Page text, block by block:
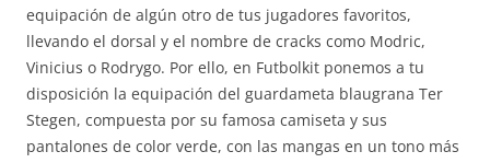
equipación de algún otro de tus jugadores favoritos,
llevando el dorsal y el nombre de cracks como Modric,
Vinicius o Rodrygo. Por ello, en Futbolkit ponemos a tu
disposición la equipación del guardameta blaugrana Ter
Stegen, compuesta por su famosa camiseta y sus
pantalones de color verde, con las mangas en un tono más